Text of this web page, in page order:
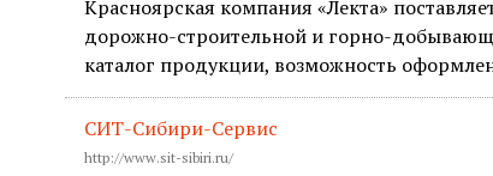
Красноярская компания «Лекта»
дорожно-строительной и горно-
каталог продукции, возможность
СИТ-Сибири-Сервис
http://www.sit-sibiri.ru/